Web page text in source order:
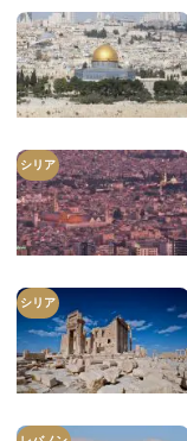
シリア
シリア